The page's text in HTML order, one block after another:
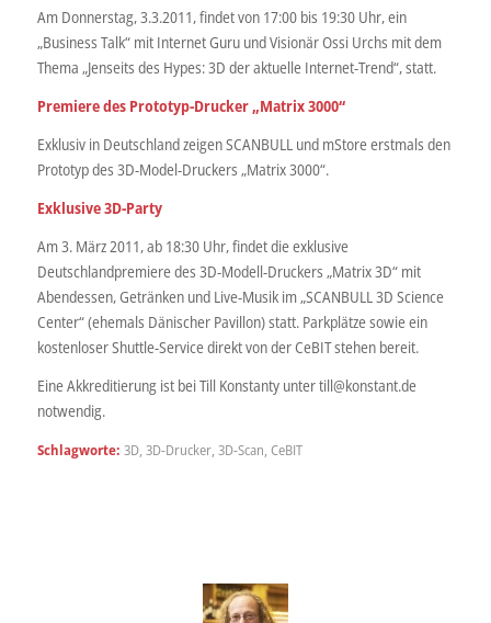
Am Donnerstag, 3.3.2011, findet von 17:00 bis 19:30 Uhr, ein
„Business Talk“ mit Internet Guru und Visionär Ossi Urchs mit dem
Thema „Jenseits des Hypes: 3D der aktuelle Internet-Trend“, statt.
Premiere des Prototyp-Drucker „Matrix 3000“
Exklusiv in Deutschland zeigen SCANBULL und mStore erstmals den
Prototyp des 3D-Model-Druckers „Matrix 3000“.
Exklusive 3D-Party
Am 3. März 2011, ab 18:30 Uhr, findet die exklusive
Deutschlandpremiere des 3D-Modell-Druckers „Matrix 3D“ mit
Abendessen, Getränken und Live-Musik im „SCANBULL 3D Science
Center“ (ehemals Dänischer Pavillon) statt. Parkplätze sowie ein
kostenloser Shuttle-Service direkt von der CeBIT stehen bereit.
Eine Akkreditierung ist bei Till Konstanty unter till@konstant.de
notwendig.
Schlagworte: 3D, 3D-Drucker, 3D-Scan, CeBIT